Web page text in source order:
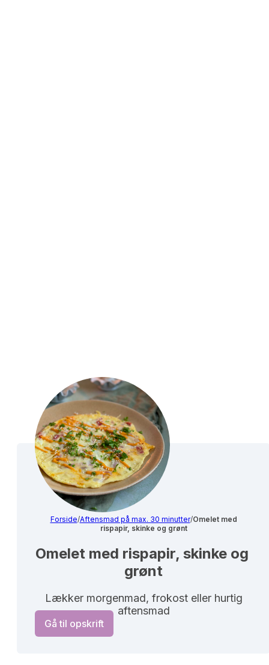
Forside/Aftensmad på max. 30 minutter/Omelet med
rispapir, skinke og grønt
Omelet med rispapir, skinke og
grønt
Lækker morgenmad, frokost eller hurtig
aftensmad
Gå til opskrift